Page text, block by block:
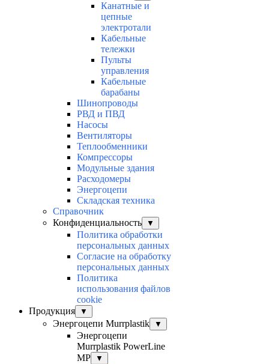
Канатные и
цепные
электротали
Кабельные
тележки
Пульты
управления
Кабельные
барабаны
Шинопроводы
РВД и ПВД
Насосы
Вентиляторы
Теплообменники
Компрессоры
Модульные здания
Расходомеры
Энергоцепи
Складская техника
Справочник
Конфиденциальность
▼
Политика обработки
персональных данных
Согласие на обработку
персональных данных
Политика
использования файлов
cookie
Продукция
▼
Энергоцепи Murrplastik ▼
Энергоцепи
Murrplastik PowerLine
MP
▼